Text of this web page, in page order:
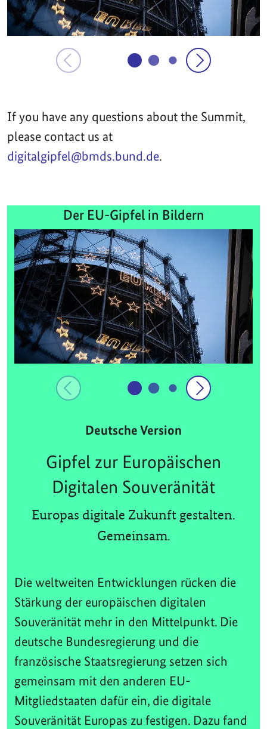
If you have any questions about the Summit,
please contact us at
digitalgipfel@bmds.bund.de.
Der EU-Gipfel in Bildern
Deutsche Version
Gipfel zur Europäischen
Digitalen Souveränität
Europas digitale Zukunft gestalten.
Gemeinsam.
Die weltweiten Entwicklungen rücken die
Stärkung der europäischen digitalen
Souveränität mehr in den Mittelpunkt. Die
deutsche Bundesregierung und die
französische Staatsregierung setzen sich
gemeinsam mit den anderen EU-
Mitgliedstaaten dafür ein, die digitale
Souveränität Europas zu festigen. Dazu fand